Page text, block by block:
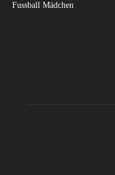
Fussball Mädchen